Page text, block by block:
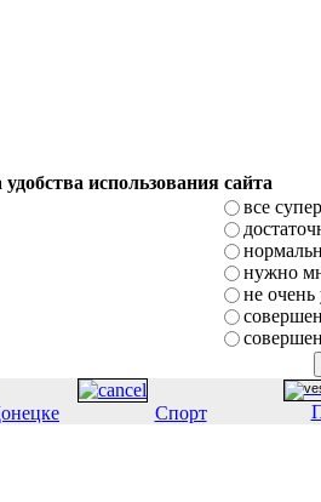
использования сайта
все супер
нужно
не очень
Спорт